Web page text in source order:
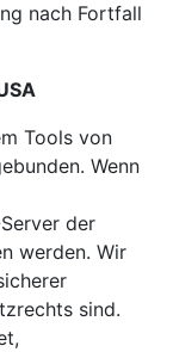
nach Fortfall
Tools von
Wenn
der
werden. Wir
sind.